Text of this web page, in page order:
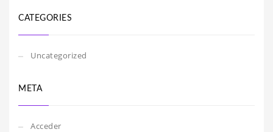
CATEGORIES
Uncategorized
META
Acceder